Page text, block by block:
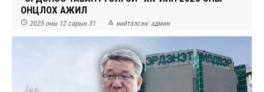
ОНЦЛОХ АЖИЛ
 2025 оны 12 сарын 31  нийтэлсэн: админ